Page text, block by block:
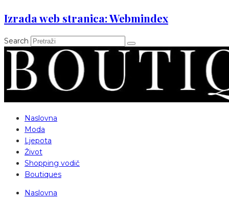
Izrada web stranica: Webmindex
Search
Naslovna
Moda
Ljepota
Život
Shopping vodič
Boutiques
Naslovna